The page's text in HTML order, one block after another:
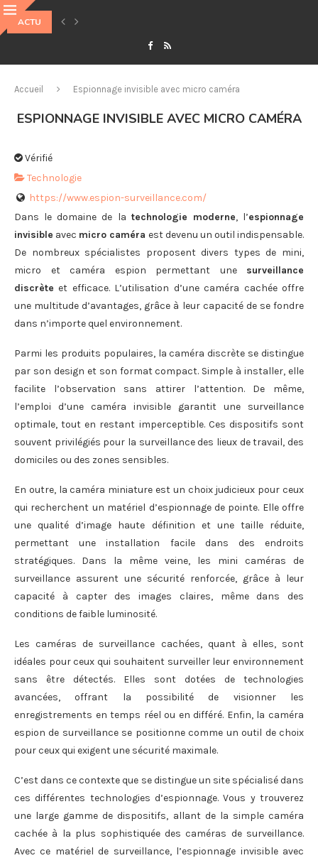
ACTU
5 INDICATEURS TECHNIQUES INDISPENSABLES POUR ANALYSER UN
Accueil Espionnage invisible avec micro caméra
ESPIONNAGE INVISIBLE AVEC MICRO CAMÉRA
Vérifié
Technologie
https://www.espion-surveillance.com/
Dans le domaine de la technologie moderne, l’espionnage
invisible avec micro caméra est devenu un outil indispensable.
De nombreux spécialistes proposent divers types de mini,
micro et caméra espion permettant une surveillance
discrète et efficace. L’utilisation d’une caméra cachée offre
une multitude d’avantages, grâce à leur capacité de se fondre
dans n’importe quel environnement.
Parmi les produits populaires, la caméra discrète se distingue
par son design et son format compact. Simple à installer, elle
facilite l’observation sans attirer l’attention. De même,
l’emploi d’une caméra invisible garantit une surveillance
optimale, tout en restant imperceptible. Ces dispositifs sont
souvent privilégiés pour la surveillance des lieux de travail, des
domiciles ou des zones sensibles.
En outre, la caméra miniature est un choix judicieux pour ceux
qui recherchent un matériel d’espionnage de pointe. Elle offre
une qualité d’image haute définition et une taille réduite,
permettant une installation facile dans des endroits
stratégiques. Dans la même veine, les mini caméras de
surveillance assurent une sécurité renforcée, grâce à leur
capacité à capter des images claires, même dans des
conditions de faible luminosité.
Les caméras de surveillance cachées, quant à elles, sont
idéales pour ceux qui souhaitent surveiller leur environnement
sans être détectés. Elles sont dotées de technologies
avancées, offrant la possibilité de visionner les
enregistrements en temps réel ou en différé. Enfin, la caméra
espion de surveillance se positionne comme un outil de choix
pour ceux qui exigent une sécurité maximale.
C’est dans ce contexte que se distingue un site spécialisé dans
ces différentes technologies d’espionnage. Vous y trouverez
une large gamme de dispositifs, allant de la simple caméra
cachée à la plus sophistiquée des caméras de surveillance.
Avec ce matériel de surveillance, l’espionnage invisible avec